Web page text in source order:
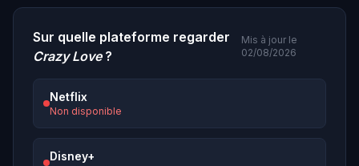
Sur quelle plateforme regarder
Crazy Love?
Mis à jour le
02/08/2026
Netflix
Non disponible
Disney+